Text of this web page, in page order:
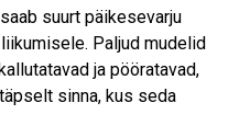
suurt päikesevarju
Paljud mudelid
ja pööratavad,
sinna, kus seda